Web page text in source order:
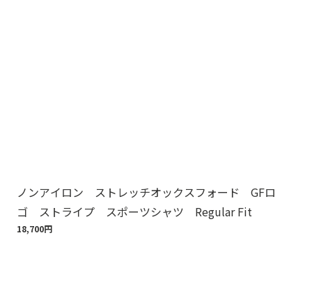
ノンアイロン ストレッチオックスフォード GFロ
ゴ ストライプ スポーツシャツ Regular Fit
18,700円